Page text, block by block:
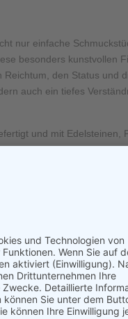
nur einfache
besonders kunstvollen
den Status und
auch ein tiefes
und mit Edelsteinen,
den finanziellen
kleine Kunstwerke wirkten.
nur den Reichtum des
das edelste aller Metalle
von Edelsteinen wie
Reichtum, Macht und